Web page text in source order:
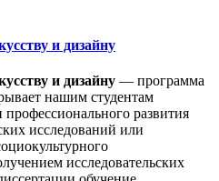
и дизайну
и дизайну — программа
нашим студентам
развития
исследований или
исследовательских